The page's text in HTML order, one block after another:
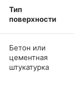
Тип
поверхности
Бетон или
цементная
штукатурка